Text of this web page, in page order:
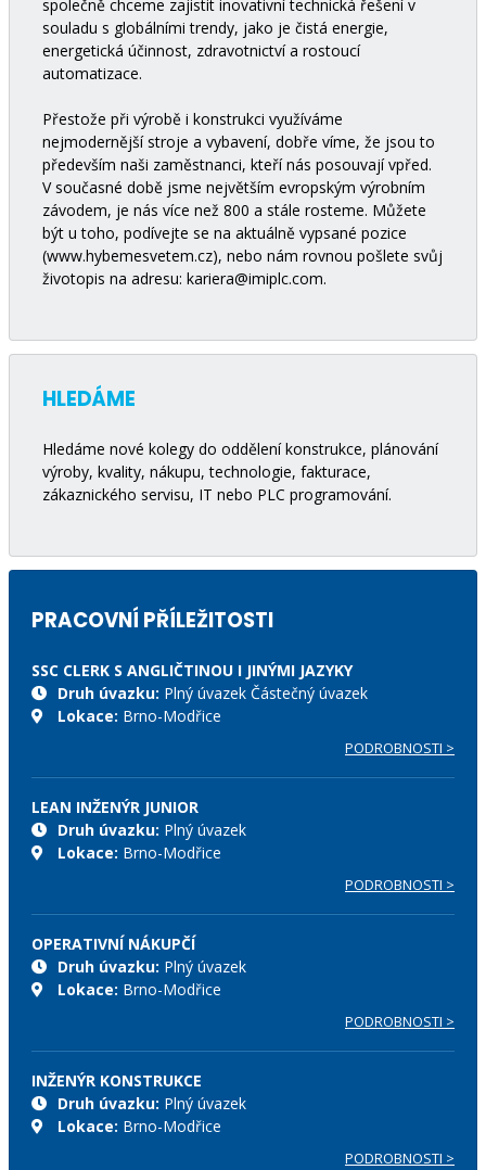
společně chceme zajistit inovativní technická řešení v
souladu s globálními trendy, jako je čistá energie,
energetická účinnost, zdravotnictví a rostoucí
automatizace.
Přestože při výrobě i konstrukci využíváme
nejmodernější stroje a vybavení, dobře víme, že jsou to
především naši zaměstnanci, kteří nás posouvají vpřed.
V současné době jsme největším evropským výrobním
závodem, je nás více než 800 a stále rosteme. Můžete
být u toho, podívejte se na aktuálně vypsané pozice
(www.hybemesvetem.cz), nebo nám rovnou pošlete svůj
životopis na adresu: kariera@imiplc.com.
HLEDÁME
Hledáme nové kolegy do oddělení konstrukce, plánování
výroby, kvality, nákupu, technologie, fakturace,
zákaznického servisu, IT nebo PLC programování.
PRACOVNÍ PŘÍLEŽITOSTI
SSC CLERK S ANGLIČTINOU I JINÝMI JAZYKY
Druh úvazku:
Plný úvazek Částečný úvazek
Lokace: Brno-Modřice
PODROBNOSTI >
LEAN INŽENÝR JUNIOR
Druh úvazku: Plný úvazek
Lokace: Brno-Modřice
PODROBNOSTI >
OPERATIVNÍ NÁKUPČÍ
Druh úvazku: Plný úvazek
Lokace: Brno-Modřice
PODROBNOSTI >
INŽENÝR KONSTRUKCE
Druh úvazku: Plný úvazek
Lokace: Brno-Modřice
PODROBNOSTI >